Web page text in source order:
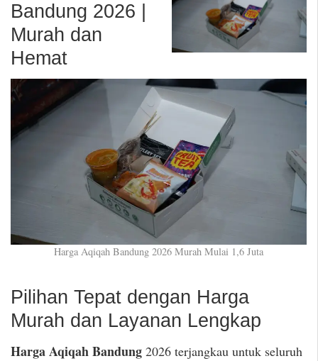
Bandung 2026 |
Murah dan
Hemat
Harga Aqiqah Bandung 2026 Murah Mulai 1,6 Juta
Pilihan Tepat dengan Harga
Murah dan Layanan Lengkap
Harga Aqiqah Bandung 2026 terjangkau untuk seluruh